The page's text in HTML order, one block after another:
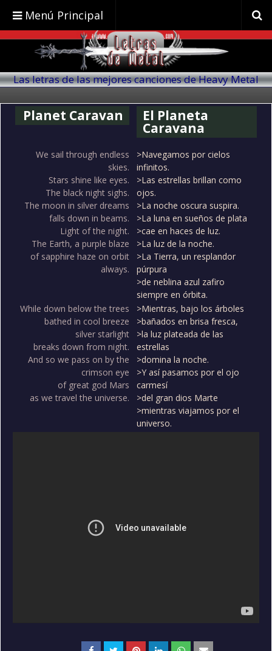
Menú Principal
Las letras de las mejores canciones de Heavy Metal
Planet Caravan El Planeta
Caravana
We sail through endless
skies.
Stars shine like eyes.
The black night sighs.
The moon in silver dreams
falls down in beams.
Light of the night.
The Earth, a purple blaze
of sapphire haze on orbit
always.
>Navegamos por cielos
infinitos.
>Las estrellas brillan como
ojos.
>La noche oscura suspira.
>La luna en sueños de plata
>cae en haces de luz.
>La luz de la noche.
>La Tierra, un resplandor
púrpura
>de neblina azul zafiro
siempre en órbita.
While down below the trees
bathed in cool breeze
silver starlight
breaks down from night.
And so we pass on by the
crimson eye
of great god Mars
as we travel the universe.
>Mientras, bajo los árboles
>bañados en brisa fresca,
>la luz plateada de las
estrellas
>domina la noche.
>Y así pasamos por el ojo
carmesí
>del gran dios Marte
>mientras viajamos por el
universo.